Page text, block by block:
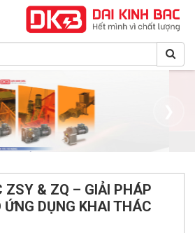
ZSY & ZQ – GIẢI PHÁP
DỤNG KHAI THÁC